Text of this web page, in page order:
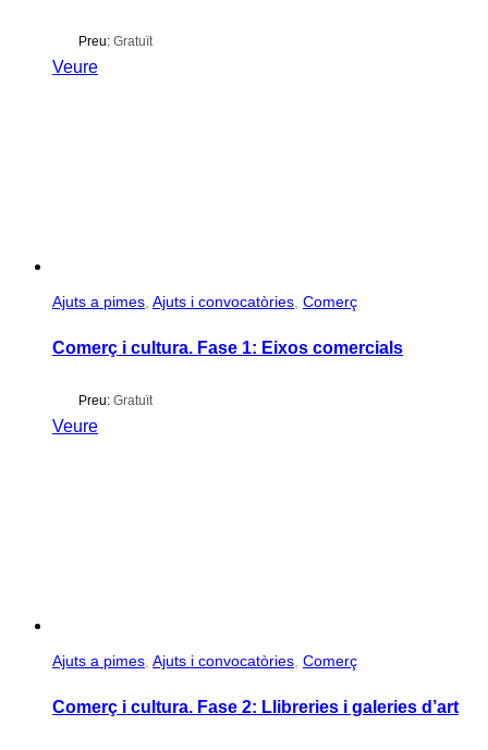
Preu: Gratuït
Veure
Ajuts a pimes Ajuts i convocatòries Comerç
Comerç i cultura. Fase 1: Eixos comercials
Preu: Gratuït
Veure
Ajuts a pimes Ajuts i convocatòries Comerç
Comerç i cultura. Fase 2: Llibreries i galeries d’art